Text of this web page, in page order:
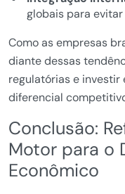
globais para
Como as empresas
diante dessas
regulatórias e investir
diferencial
Conclusão:
Motor para o
Econômico